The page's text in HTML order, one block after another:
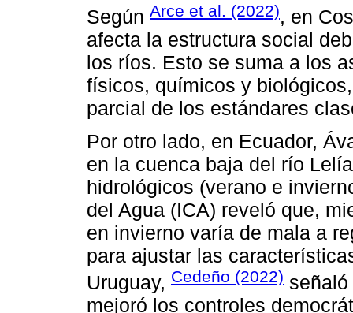
Según Arce et al. (2022), en
afecta la estructura social
los ríos. Esto se suma a los
físicos, químicos y
parcial de los estándares
Por otro lado, en Ecuador,
en la cuenca baja del río
hidrológicos (verano e
del Agua (ICA) reveló que,
en invierno varía de mala a
para ajustar las
Uruguay, Cedeño (2022)
mejoró los controles